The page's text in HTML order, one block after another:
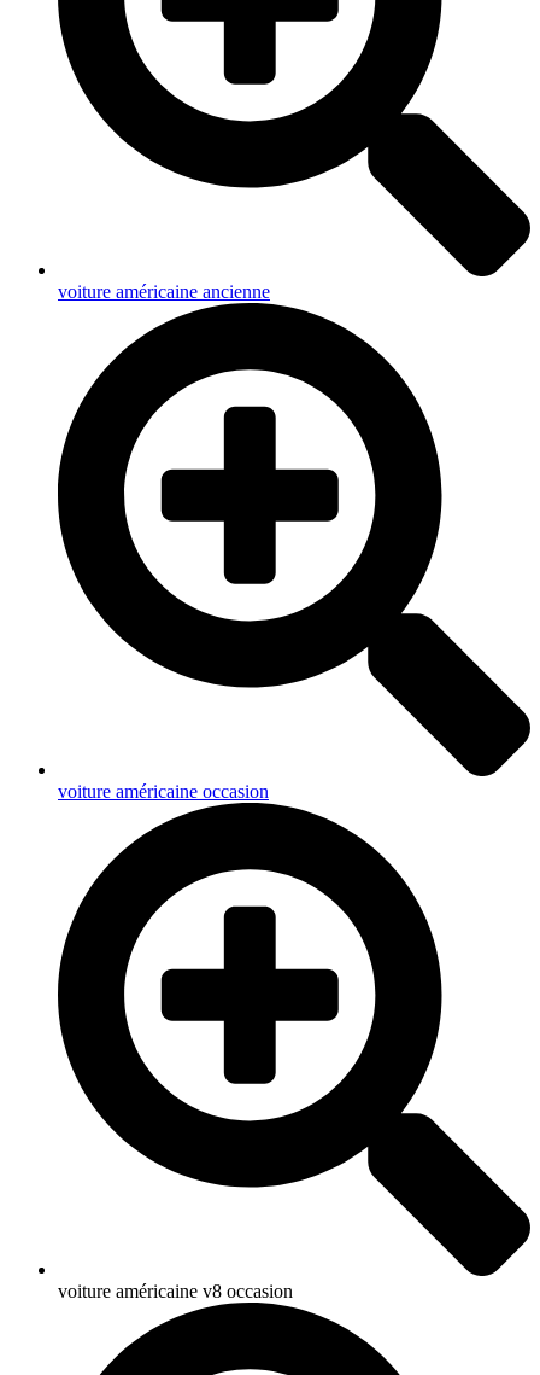
voiture américaine ancienne
voiture américaine occasion
voiture américaine v8 occasion